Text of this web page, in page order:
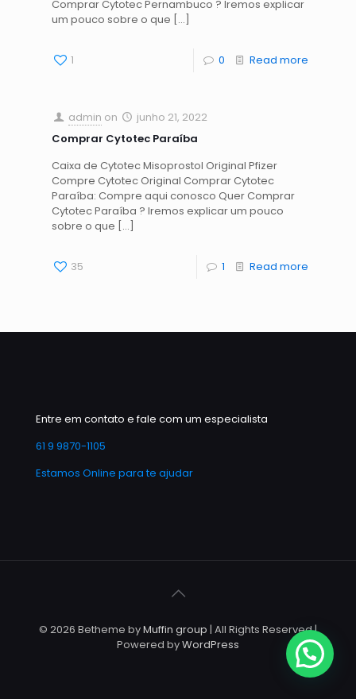
Comprar Cytotec Pernambuco ? Iremos explicar
um pouco sobre o que […]
1 0 Read more
admin on
junho 21, 2022
Comprar Cytotec Paraíba
Caixa de Cytotec Misoprostol Original Pfizer
Compre Cytotec Original Comprar Cytotec
Paraíba: Compre aqui conosco Quer Comprar
Cytotec Paraíba ? Iremos explicar um pouco
sobre o que […]
35 1 Read more
Entre em contato e fale com um especialista
61 9 9870-1105
Estamos Online para te ajudar
© 2026 Betheme byMuffin group | All Rights Reserved |
Powered byWordPress